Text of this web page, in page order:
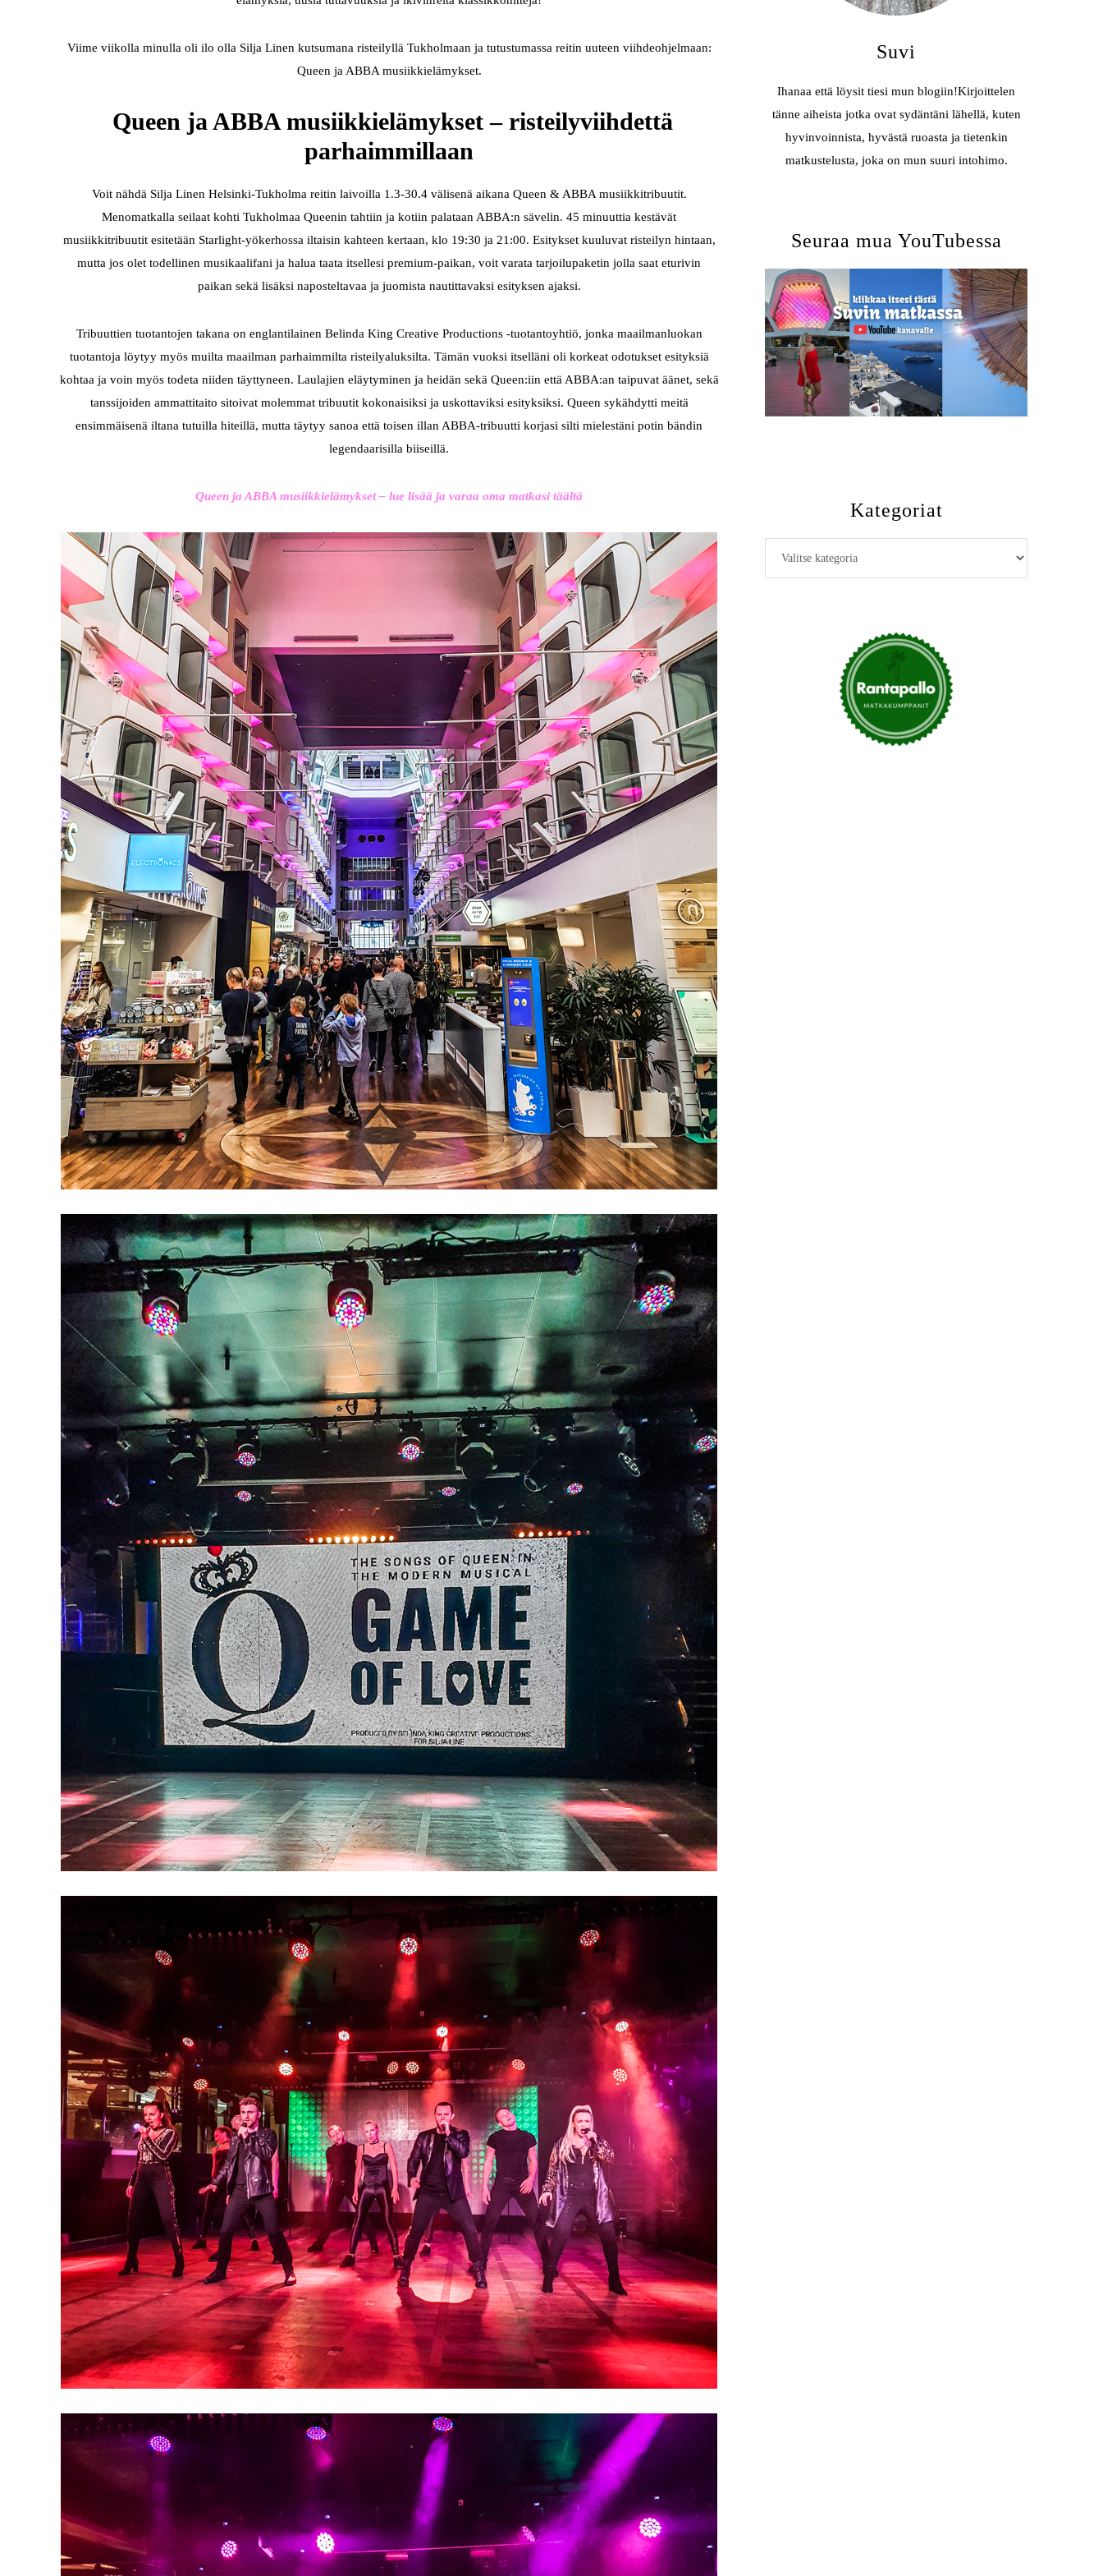
Viime viikolla minulla oli ilo olla Silja Linen kutsumana risteilyllä Tukholmaan ja tutustumassa reitin uuteen viihdeohjelmaan:
Queen ja ABBA musiikkielämykset.
Queen ja ABBA musiikkielämykset – risteilyviihdettä
parhaimmillaan
Voit nähdä Silja Linen Helsinki-Tukholma reitin laivoilla 1.3-30.4 välisenä aikana Queen & ABBA musiikkitribuutit.
Menomatkalla seilaat kohti Tukholmaa Queenin tahtiin ja kotiin palataan ABBA:n sävelin. 45 minuuttia kestävät
musiikkitribuutit esitetään Starlight-yökerhossa iltaisin kahteen kertaan, klo 19:30 ja 21:00. Esitykset kuuluvat risteilyn hintaan,
mutta jos olet todellinen musikaalifani ja halua taata itsellesi premium-paikan, voit varata tarjoilupaketin jolla saat eturivin
paikan sekä lisäksi naposteltavaa ja juomista nautittavaksi esityksen ajaksi.
Tribuuttien tuotantojen takana on englantilainen Belinda King Creative Productions -tuotantoyhtiö, jonka maailmanluokan
tuotantoja löytyy myös muilta maailman parhaimmilta risteilyaluksilta. Tämän vuoksi itselläni oli korkeat odotukset esityksiä
kohtaa ja voin myös todeta niiden täyttyneen. Laulajien eläytyminen ja heidän sekä Queen:iin että ABBA:an taipuvat äänet, sekä
tanssijoiden ammattitaito sitoivat molemmat tribuutit kokonaisiksi ja uskottaviksi esityksiksi. Queen sykähdytti meitä
ensimmäisenä iltana tutuilla hiteillä, mutta täytyy sanoa että toisen illan ABBA-tribuutti korjasi silti mielestäni potin bändin
legendaarisilla biiseillä.
Queen ja ABBA musiikkielämykset – lue lisää ja varaa oma matkasi täältä
Suvi
Ihanaa että löysit tiesi mun blogiin!Kirjoittelen
tänne aiheista jotka ovat sydäntäni lähellä, kuten
hyvinvoinnista, hyvästä ruoasta ja tietenkin
matkustelusta, joka on mun suuri intohimo.
Seuraa mua YouTubessa
Kategoriat